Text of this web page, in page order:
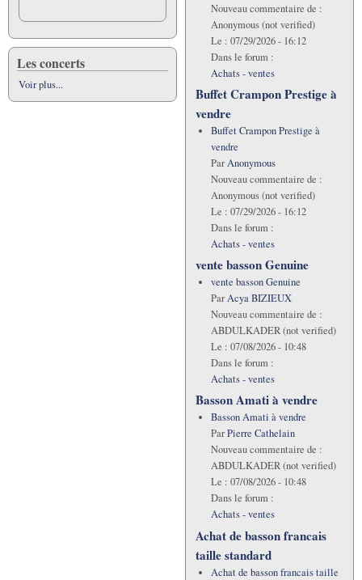
Les concerts
Voir plus...
Nouveau commentaire de :
Anonymous (not verified)
Le : 07/29/2026 - 16:12
Dans le forum :
Achats - ventes
Buffet Crampon Prestige à
vendre
Buffet Crampon Prestige à
vendre
ParAnonymous
Nouveau commentaire de :
Anonymous (not verified)
Le : 07/29/2026 - 16:12
Dans le forum :
Achats - ventes
vente basson Genuine
vente basson Genuine
ParAcya BIZIEUX
Nouveau commentaire de :
ABDULKADER (not verified)
Le : 07/08/2026 - 10:48
Dans le forum :
Achats - ventes
Basson Amati à vendre
Basson Amati à vendre
ParPierre Cathelain
Nouveau commentaire de :
ABDULKADER (not verified)
Le : 07/08/2026 - 10:48
Dans le forum :
Achats - ventes
Achat de basson francais
taille standard
Achat de basson francais taille